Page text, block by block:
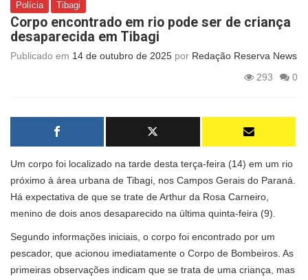
Polícia Tibagi
Corpo encontrado em rio pode ser de criança
desaparecida em Tibagi
Publicado em 14 de outubro de 2025 por Redação Reserva News
293
0
Um corpo foi localizado na tarde desta terça-feira (14) em um rio
próximo à área urbana de Tibagi, nos Campos Gerais do Paraná.
Há expectativa de que se trate de Arthur da Rosa Carneiro,
menino de dois anos desaparecido na última quinta-feira (9).
Segundo informações iniciais, o corpo foi encontrado por um
pescador, que acionou imediatamente o Corpo de Bombeiros. As
primeiras observações indicam que se trata de uma criança, mas